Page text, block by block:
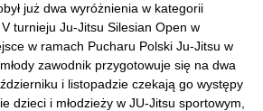
już dwa wyróżnienia w kategorii
turnieju Ju-Jitsu Silesian Open w
w ramach Pucharu Polski Ju-Jitsu w
zawodnik przygotowuje się na dwa
i listopadzie czekają go występy
dzieci i młodzieży w JU-Jitsu sportowym,